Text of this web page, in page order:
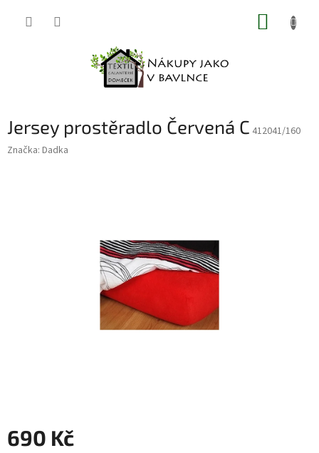
Jersey prostěradlo Červená C 412041/160
Značka: Dadka
690 Kč